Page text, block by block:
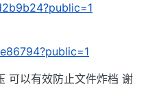
可以有效防止文件炸档 谢